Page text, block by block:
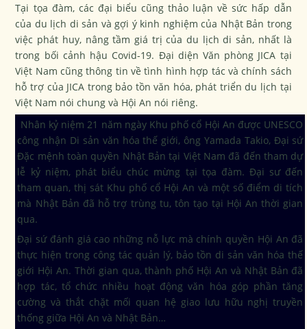
Tại tọa đàm, các đại biểu cũng thảo luận về sức hấp dẫn
của du lịch di sản và gợi ý kinh nghiệm của Nhật Bản trong
việc phát huy, nâng tầm giá trị của du lịch di sản, nhất là
trong bối cảnh hậu Covid-19. Đại diện Văn phòng JICA tại
Việt Nam cũng thông tin về tình hình hợp tác và chính sách
hỗ trợ của JICA trong bảo tồn văn hóa, phát triển du lịch tại
Việt Nam nói chung và Hội An nói riêng.
Nhân kỷ niệm 21 năm ngày Khu phố cổ Hội An được UNESCO
công nhận Di sản văn hóa thế giới, ông Yamada Takio, Đại sứ
Đặc mệnh toàn quyền Nhật Bản tại Việt Nam đã đến tham dự
lễ kỷ niệm, phát biểu chúc mừng tại tọa đàm. Đại sư đến
tham quan, thị sát Khu phố cổ Hội An và một số điểm di tích
mà Nhật Bản đã hỗ trợ trùng tu, tôn tạo tại Hội An thời gian
qua.
Đại sứ đánh giá cao những nỗ lực mà chính quyền Hội An đã
thực hiện trong công tác quản lý, bảo tồn di sản văn hóa thế
giới Hội An. Thời gian qua, thành phố Hội An và Nhật Bản đã
hợp tác, tổ chức nhiều hoạt động văn hóa góp phần tăng
cường và thắt chặt mối quan hệ giao lưu hữu nghị truyền
thống giữa Hội An và Nhật Bản…